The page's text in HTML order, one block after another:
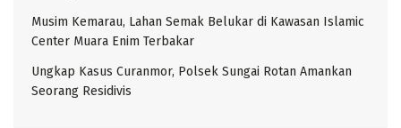
Musim Kemarau, Lahan Semak Belukar di Kawasan Islamic
Center Muara Enim Terbakar
Ungkap Kasus Curanmor, Polsek Sungai Rotan Amankan
Seorang Residivis